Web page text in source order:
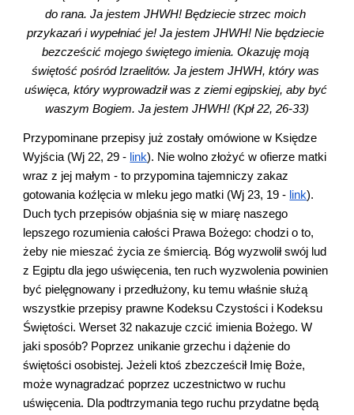
do rana. Ja jestem JHWH! Będziecie strzec moich
przykazań i wypełniać je! Ja jestem JHWH! Nie będziecie
bezcześcić mojego świętego imienia. Okazuję moją
świętość pośród Izraelitów. Ja jestem JHWH, który was
uświęca, który wyprowadził was z ziemi egipskiej, aby być
waszym Bogiem. Ja jestem JHWH! (Kpł 22, 26-33)
Przypominane przepisy już zostały omówione w Księdze
Wyjścia (Wj 22, 29 - link). Nie wolno złożyć w ofierze matki
wraz z jej małym - to przypomina tajemniczy zakaz
gotowania koźlęcia w mleku jego matki (Wj 23, 19 - link).
Duch tych przepisów objaśnia się w miarę naszego
lepszego rozumienia całości Prawa Bożego: chodzi o to,
żeby nie mieszać życia ze śmiercią. Bóg wyzwolił swój lud
z Egiptu dla jego uświęcenia, ten ruch wyzwolenia powinien
być pielęgnowany i przedłużony, ku temu właśnie służą
wszystkie przepisy prawne Kodeksu Czystości i Kodeksu
Świętości. Werset 32 nakazuje czcić imienia Bożego. W
jaki sposób? Poprzez unikanie grzechu i dążenie do
świętości osobistej. Jeżeli ktoś zbezcześcił Imię Boże,
może wynagradzać poprzez uczestnictwo w ruchu
uświęcenia. Dla podtrzymania tego ruchu przydatne będą